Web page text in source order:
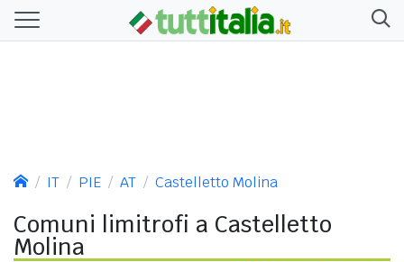
IT PIE AT Castelletto Molina
Comuni limitrofi a Castelletto
Molina